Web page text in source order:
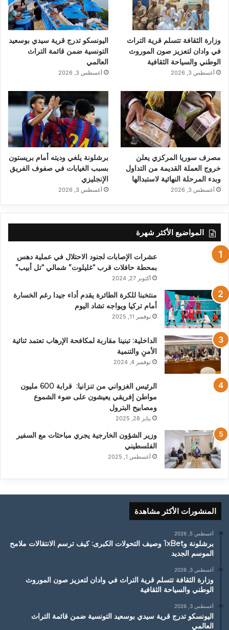
وزارة الثقافة تتسلم قرية التراث
في وادان لتعزيز صون الموروث
الوطني والسياحة الثقافية
أغسطس 3, 2026
اليونسكو تدرج قرية سيدي بوسعيد
التونسية ضمن قائمة التراث
العالمي
أغسطس 3, 2026
مصرف سوريا المركزي يعلن
خروج العملة القديمة من التداول
وبدء المرحلة النهائية لاستبدالها
أغسطس 3, 2026
برشلونة يلغي وديته أمام بريستون
بسبب الغيابات في صفوف الفريق
الإنجليزي
أغسطس 3, 2026
المواضيع الأكثر شهرة
عشرات الإصابات لجنود الاحتلال في عملية دهس
بمحطة حافلات قرب “غليلوت” شمالي “تل أبيب”
أكتوبر 27, 2024
منتخبنا للكرة الطائرة يقدم أداء جيدا رغم الخسارة
أمام تركيا ويواجه تشاد اليوم
نوفمبر 11, 2025
الداخلية: تبنينا مقاربة لمكافحة الإرهاب تعتمد ثنائية
الأمنِ والتنمية
نوفمبر 4, 2024
الرئيس الغزواني من تنزانيا: قرابة 600 مليون
مواطن إفريقي يعيشون على ضوء الشموع
ومصابيح البترول
يناير 28, 2025
وزير الشؤون الخارجية يجري مباحثات مع السفير
الفلسطيني
أغسطس 1, 2025
المنشورات الأكثر مشاهدة
أغسطس 5, 2026
برشلونة و1xBet وصيف التحولات الكبرى: كيف ترسم الانتقالات ملامح
الموسم الجديد
أغسطس 3, 2026
وزارة الثقافة تتسلم قرية التراث في وادان لتعزيز صون الموروث
الوطني والسياحة الثقافية
أغسطس 3, 2026
اليونسكو تدرج قرية سيدي بوسعيد التونسية ضمن قائمة التراث
العالمي